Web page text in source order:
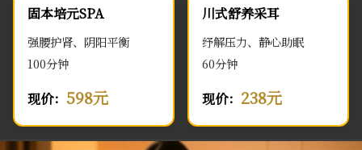
固本培元SPA
强腰护肾、阴阳平衡
100分钟
现价： 598元
川式舒养采耳
纾解压力、静心助眠
60分钟
现价： 238元